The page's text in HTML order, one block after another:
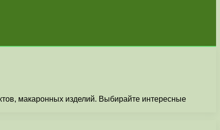
макаронных изделий. Выбирайте интересные